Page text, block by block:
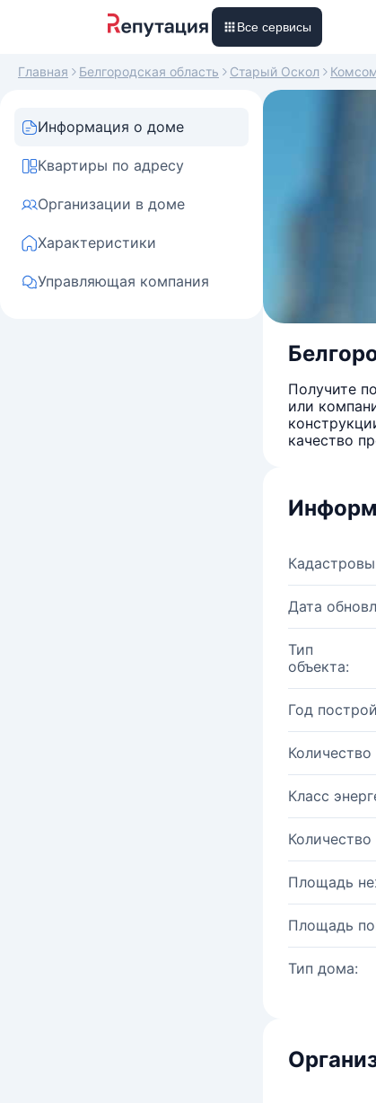
Все сервисы
Главная Белгородская область Старый Оскол
Информация о доме
Квартиры по адресу
Организации в доме
Характеристики
Управляющая компания
Получите
или
качество
Дата
Тип
объекта:
Год
Класс
Площадь
Площадь
Тип дома: